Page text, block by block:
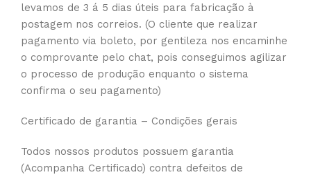
levamos de 3 á 5 dias úteis para fabricação à
postagem nos correios. (O cliente que realizar
pagamento via boleto, por gentileza nos encaminhe
o comprovante pelo chat, pois conseguimos agilizar
o processo de produção enquanto o sistema
confirma o seu pagamento)
Certificado de garantia – Condições gerais
Todos nossos produtos possuem garantia
(Acompanha Certificado) contra defeitos de